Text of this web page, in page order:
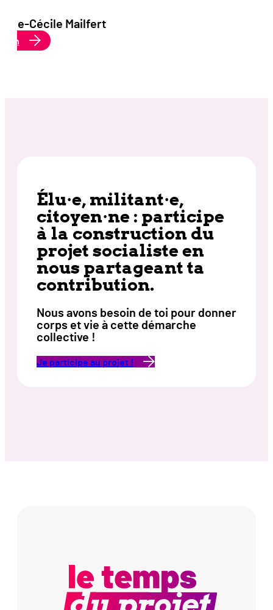
Cécile Mailfert
Élu·e, militant·e,
citoyen·ne : participe
à la construction du
projet socialiste en
nous partageant ta
contribution.
Nous avons besoin de toi pour donner
corps et vie à cette démarche
collective !
Je participe au projet !